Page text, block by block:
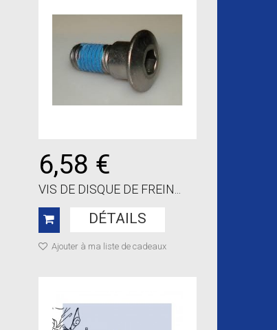
6,58 €
VIS DE DISQUE DE FREIN...
DÉTAILS
Ajouter à ma liste de cadeaux